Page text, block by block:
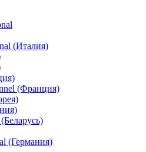
(Италия)
(Франция)
(Германия)